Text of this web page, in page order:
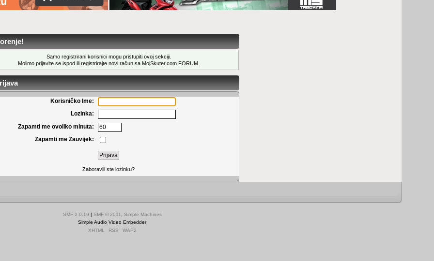
Samo registrirani korisnici mogu pristupiti ovoj sekciji.
Molimo prijavite se ispod ili registrirajte novi računsa MojSkuter.com FORUM.
Korisničko Ime:
Lozinka:
Zapamti me ovoliko minuta:
Zapamti me Zauvijek:
Zaboravili ste lozinku?
SMF 2.0.19 | SMF © 2011
Simple Machines
Simple Audio Video Embedder
XHTML
RSS WAP2